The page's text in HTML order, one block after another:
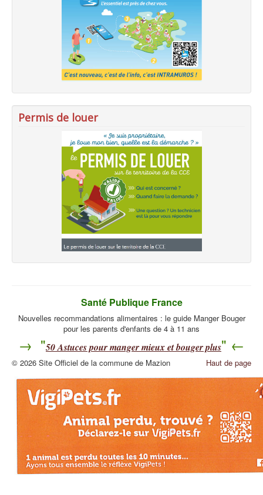
Permis de louer
Santé Publique France
Nouvelles recommandations alimentaires : le guide Manger Bouger
pour les parents d'enfants de 4 à 11 ans
→ "50Astuces pour manger mieux et bouger plus" ←
Haut de page
© 2026 Site Officiel de la commune de Mazion